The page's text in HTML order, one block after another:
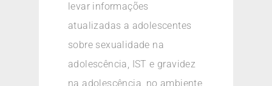
levar informações
atualizadas a adolescentes
sobre sexualidade na
adolescência, IST e gravidez
na adolescência, no ambiente